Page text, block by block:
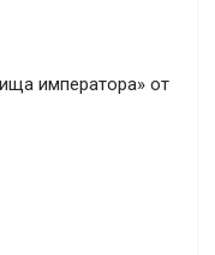
императора» от